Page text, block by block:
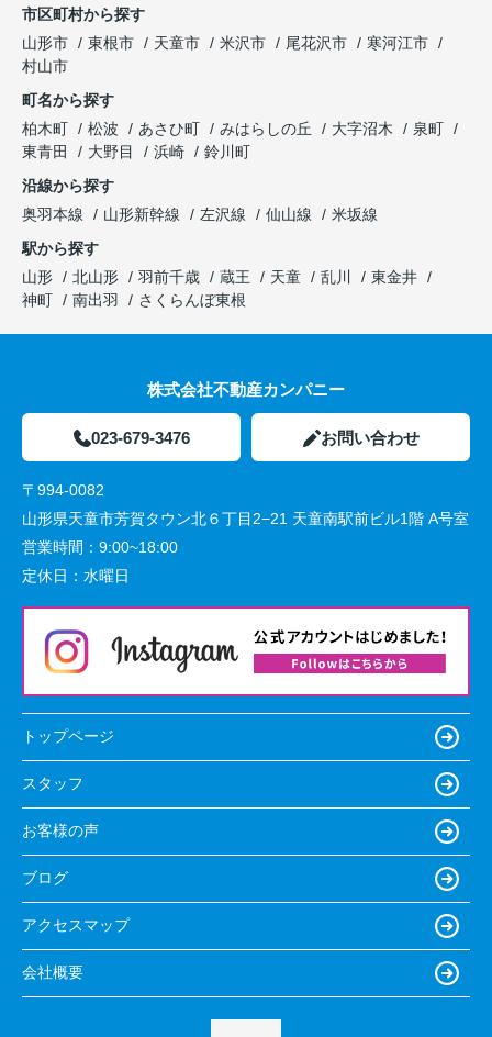
市区町村から探す
山形市
東根市 天童市 米沢市 尾花沢市
寒河江市
村山市
町名から探す
柏木町
松波 あさひ町 みはらしの丘 大字沼木
泉町
東青田
大野目 浜崎
鈴川町
沿線から探す
奥羽本線
山形新幹線 左沢線 仙山線
米坂線
駅から探す
山形
北山形 羽前千歳 蔵王 天童 乱川
東金井
神町
南出羽 さくらんぼ東根
株式会社不動産カンパニー
023-679-3476 お問い合わせ
〒994-0082
山形県天童市芳賀タウン北６丁目2−21 天童南駅前ビル1階 A号室
営業時間： 9:00~18:00
定休日： 水曜日
トップページ
スタッフ
お客様の声
ブログ
アクセスマップ
会社概要